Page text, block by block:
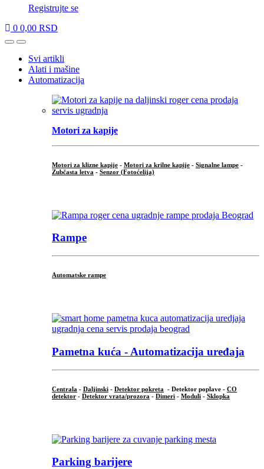
Registrujte se
0 0,00 RSD
OpenClose
Svi artikli
Alati i mašine
Automatizacija
Motori za kapije
Motori za klizne kapije - Motori za krilne kapije - Signalne lampe -
Zubčasta letva - Senzor (Fotoćelija)
Rampe
Automatske rampe
Pametna kuća - Automatizacija uređaja
Centrala - Daljinski - Detektor pokreta - Detektor poplave - CO
detektor - Detektor vrata/prozora - Dimeri - Moduli - Sklopka
Parking barijere